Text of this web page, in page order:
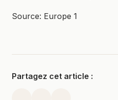
Source: Europe 1
Partagez cet article :